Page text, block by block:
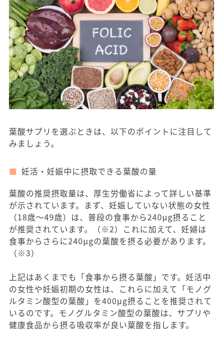
葉酸サプリを選ぶときは、以下のポイントに注目して
みましょう。
妊活・妊娠中に摂取できる葉酸の量
葉酸の推奨摂取量は、厚生労働省によって詳しい基準
が示されています。まず、妊娠していない状態の女性
（18歳〜49歳）は、普段の食事から240μg摂ること
が推奨されています。（※2）これに加えて、妊婦は
食事からさらに240μgの葉酸を摂る必要があります。
（※3）
上記はあくまでも「食事から摂る葉酸」です。妊活中
の女性や妊娠初期の女性は、これらに加えて「モノグ
ルタミン酸型の葉酸」を400μg摂ることを推奨されて
いるのです。モノグルタミン酸型の葉酸は、サプリや
健康食品から摂る吸収率が良い葉酸を指します。